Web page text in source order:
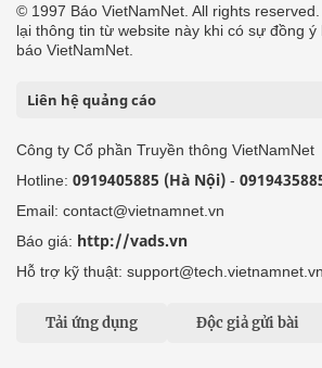
© 1997 Báo VietNamNet. All rights
lại thông tin từ website này khi có sự đồng ý
báo VietNamNet.
Liên hệ quảng cáo
Công ty Cổ phần Truyền thông VietNamNet
Hotline: 0919405885 (Hà Nội) -
Email: contact@vietnamnet.vn
Báo giá: http://vads.vn
Hỗ trợ kỹ thuật: support@tech.vietnamnet.vn
Tải ứng dụng Độc giả gửi bài